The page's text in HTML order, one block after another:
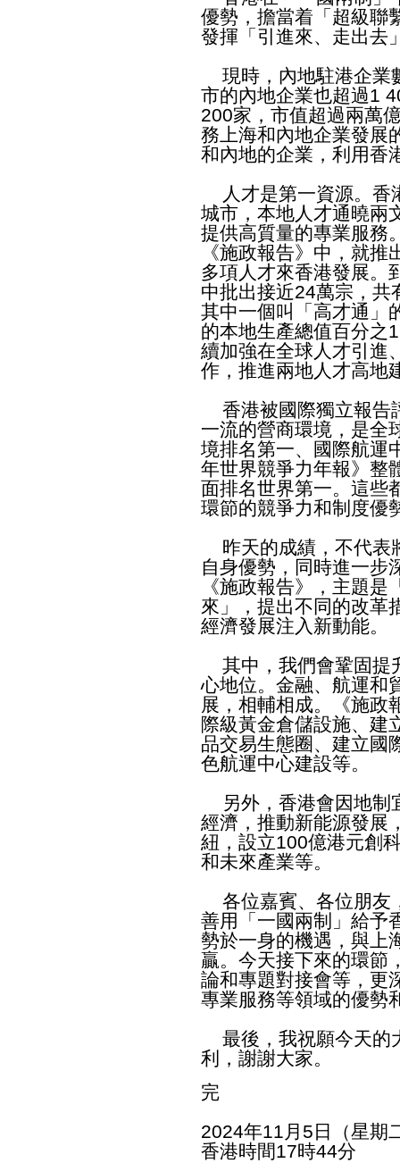
優勢，擔當着「超級聯
發揮「引進來、走出去
現時，內地駐港企業
市的內地企業也超過1
200家，市值超過兩萬
務上海和內地企業發展
和內地的企業，利用香
人才是第一資源。香
城市，本地人才通曉兩
提供高質量的專業服務
《施政報告》中，就
多項人才來香港發展。
中批出接近24萬宗，共
其中一個叫「高才通」
的本地生產總值百分之
續加強在全球人才引進
作，推進兩地人才高地
香港被國際獨立報告
一流的營商環境，是全
境排名第一、國際航運
年世界競爭力年報》整
面排名世界第一。這些
環節的競爭力和制度優
昨天的成績，不代表
自身優勢，同時進一步
《施政報告》，主題
來」，提出不同的改革
經濟發展注入新動能。
其中，我們會鞏固提
心地位。金融、航運和
展，相輔相成。《施政
際級黃金倉儲設施、建
品交易生態圈、建立國
色航運中心建設等。
另外，香港會因地制
經濟，推動新能源發展
紐，設立100億港元創
和未來產業等。
各位嘉賓、各位朋友
善用「一國兩制」給予
勢於一身的機遇，與上
贏。今天接下來的環節
論和專題對接會等，更
專業服務等領域的優勢
最後，我祝願今天的
利，謝謝大家。
完
2024年11月5日（星期
香港時間17時44分